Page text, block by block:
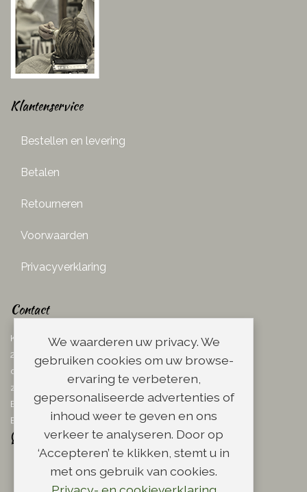
Klantenservice
Bestellen en levering
Betalen
Retourneren
Voorwaarden
Privacyverklaring
Contact
Ketelboetersteeg 29
2311 TN Leiden
dins. - vrij. 08.00 - 17.00 uur
zaterdag 08.00 - 13.00 uur
Email:info@scheerwinkel.nl
Bel: 071 - 5128188
We waarderen uw privacy. We
gebruiken cookies om uw browse-
ervaring te verbeteren,
gepersonaliseerde advertenties of
inhoud weer te geven en ons
verkeer te analyseren. Door op
‘Accepteren’ te klikken, stemt u in
met ons gebruik van cookies.